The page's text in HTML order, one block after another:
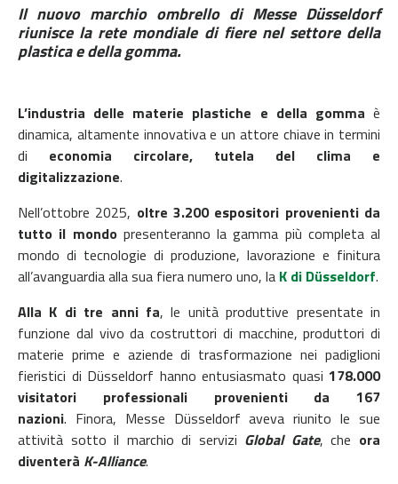
Il nuovo marchio ombrello di Messe Düsseldorf
riunisce la rete mondiale di fiere nel settore della
plastica e della gomma.
L’industria delle materie plastiche e della gomma è
dinamica, altamente innovativa e un attore chiave in termini
di economia circolare, tutela del clima e
digitalizzazione.
Nell’ottobre 2025, oltre 3.200 espositori provenienti da
tutto il mondopresenteranno la gamma più completa al
mondo di tecnologie di produzione, lavorazione e finitura
all’avanguardia alla sua fiera numero uno, la K di Düsseldorf.
Alla K di tre anni fa, le unità produttive presentate in
funzione dal vivo da costruttori di macchine, produttori di
materie prime e aziende di trasformazione nei padiglioni
fieristici di Düsseldorf hanno entusiasmato quasi 178.000
visitatori professionali provenienti da 167
nazioni. Finora, Messe Düsseldorf aveva riunito le sue
attività sotto il marchio di servizi Global Gate, che ora
diventerà K-Alliance.